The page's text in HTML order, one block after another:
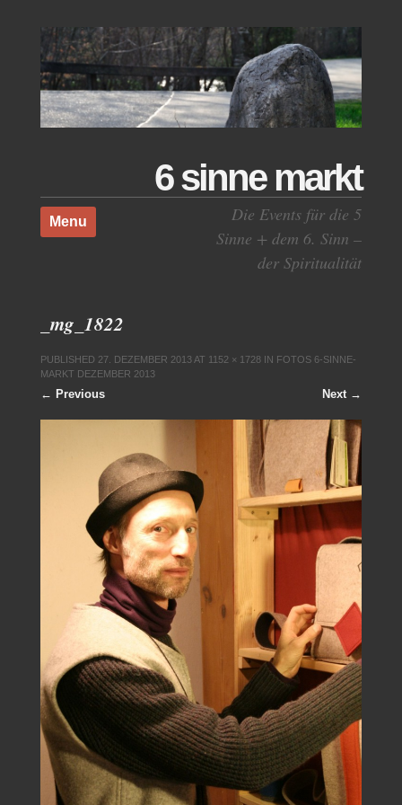
6 sinne markt
Die Events für die 5
Sinne + dem 6. Sinn –
der Spiritualität
Menu
Skip to content
_mg_1822
PUBLISHED 27. DEZEMBER 2013AT 1152 × 1728IN FOTOS 6-SINNE-
MARKT DEZEMBER 2013
← Previous Next →